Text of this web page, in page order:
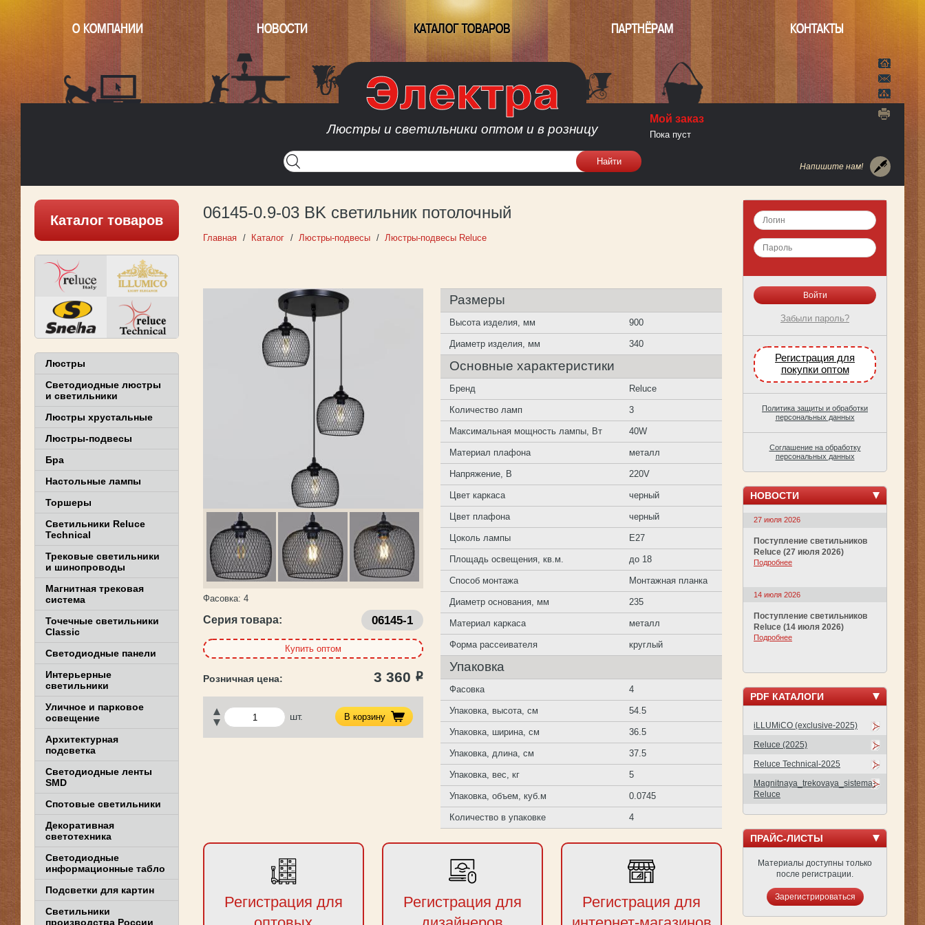
О КОМПАНИИ НОВОСТИ КАТАЛОГ ТОВАРОВ ПАРТНЁРАМ КОНТАКТЫ
Люстры и светильники оптом и в розницу
Написать нам
Карта
Напишите нам!
Мой заказ
Пока пуст
06145-0.9-03 BK светильник потолочный
Главная Каталог Люстры-подвесы Люстры-подвесы Reluce
Фасовка: 4
Серия товара: 06145-1
Купить оптом
3 360 Р
шт. В корзину
Размеры
Высота изделия, мм 900
Диаметр изделия, мм 340
Основные характеристики
Бренд Reluce
Количество ламп 3
Максимальная мощность лампы, Вт 40W
Материал плафона металл
Напряжение, В 220V
Цвет каркаса черный
Цвет плафона черный
Цоколь лампы E27
Площадь освещения, кв.м. до 18
Способ монтажа Монтажная планка
Диаметр основания, мм 235
Материал каркаса металл
Форма рассеивателя круглый
Упаковка
Фасовка 4
Упаковка, высота, см 54.5
Упаковка, ширина, см 36.5
Упаковка, длина, см 37.5
Упаковка, вес, кг 5
Упаковка, объем, куб.м 0.0745
Количество в упаковке 4
Регистрация для
Регистрация для
Регистрация для
Каталог товаров
Люстры
Светодиодные люстры
и светильники
Люстры хрустальные
Люстры-подвесы
Бра
Настольные лампы
Торшеры
Светильники Reluce
Technical
Трековые светильники
и шинопроводы
Магнитная трековая
система
Точечные светильники
Classic
Светодиодные панели
Интерьерные
светильники
Уличное и парковое
освещение
Архитектурная
подсветка
Светодиодные ленты
SMD
Спотовые светильники
Декоративная
светотехника
Светодиодные
информационные табло
Подсветки для картин
Светильники
производства России
Забыли пароль?
Регистрация для
покупки оптом
Политика защиты и обработки
персональных данных
Соглашение на обработку
персональных данных
НОВОСТИ
27 июля 2026
Поступление светильников
Reluce (27 июля 2026)
Подробнее
14 июля 2026
Поступление светильников
Reluce (14 июля 2026)
Подробнее
PDF КАТАЛОГИ
iLLUMiCO (exclusive-2025)
Reluce (2025)
Reluce Technical-2025
Magnitnaya_trekovaya_sistema-
Reluce
ПРАЙС-ЛИСТЫ
Материалы доступны только
после регистрации.
Зарегистрироваться